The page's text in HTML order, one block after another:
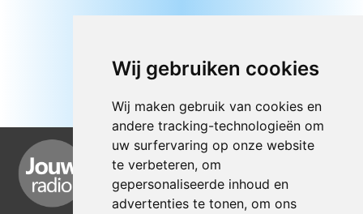
Wij gebruiken cookies
Wij maken gebruik van cookies en
andere tracking-technologieën om
uw surfervaring op onze website
te verbeteren, om
gepersonaliseerde inhoud en
advertenties te tonen, om ons